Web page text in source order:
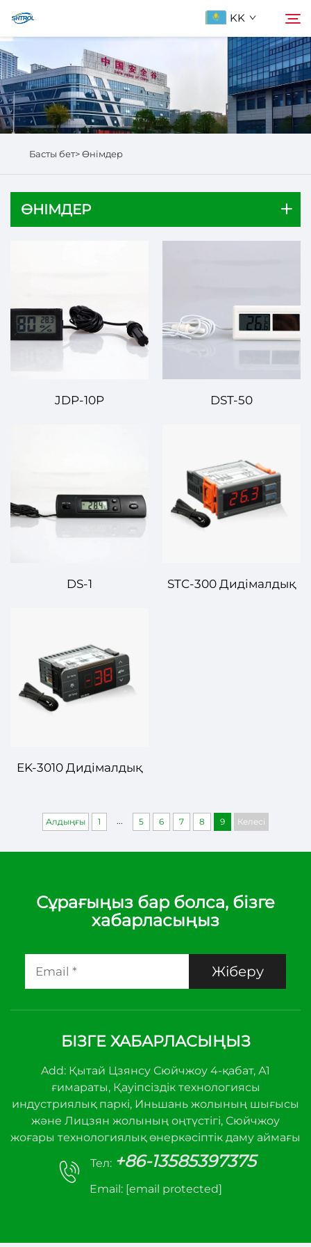
KK
Біздің туралы
Продукциялар
Іздеу
Басты бет>Өнімдер
ӨНІМДЕР
JDP-10P DST-50
DS-1
STC-300 Дидімалдық
EK-3010 Дидімалдық
Контролдер: Сіздің
Қолыңыздағы Дәлдік
Алдыңғы 1 ... 5 6 7 8 9 Келесі
Сұрағыңыз бар болса, бізге
хабарласыңыз
Жіберу
БІЗГЕ ХАБАРЛАСЫҢЫЗ
Add: Қытай Цзянсу Сюйчжоу 4-қабат, А1
ғимараты, Қауіпсіздік технологиясы
индустриялық паркі, Иньшань жолының шығысы
және Лицзян жолының оңтүстігі, Сюйчжоу
жоғары технологиялық өнеркәсіптік даму аймағы
Тел: +86-13585397375
Email: [email protected]